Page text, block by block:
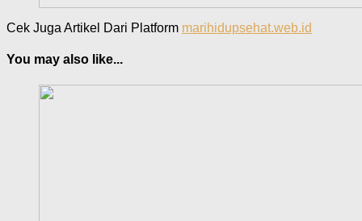
Cek Juga Artikel Dari Platform marihidupsehat.web.id
You may also like...